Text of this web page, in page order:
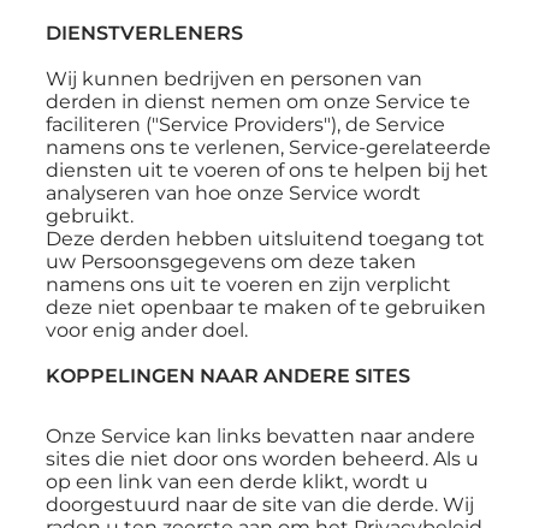
DIENSTVERLENERS
Wij kunnen bedrijven en personen van
derden in dienst nemen om onze Service te
faciliteren ("Service Providers"), de Service
namens ons te verlenen, Service-gerelateerde
diensten uit te voeren of ons te helpen bij het
analyseren van hoe onze Service wordt
gebruikt.
Deze derden hebben uitsluitend toegang tot
uw Persoonsgegevens om deze taken
namens ons uit te voeren en zijn verplicht
deze niet openbaar te maken of te gebruiken
voor enig ander doel.
KOPPELINGEN NAAR ANDERE SITES
Onze Service kan links bevatten naar andere
sites die niet door ons worden beheerd. Als u
op een link van een derde klikt, wordt u
doorgestuurd naar de site van die derde. Wij